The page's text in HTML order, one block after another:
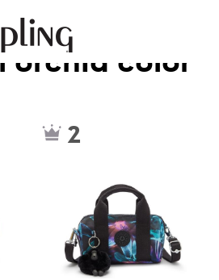
orchid color
2